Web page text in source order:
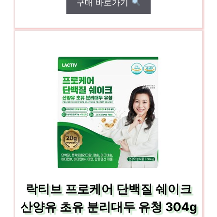
구매 바로가기
락티브 프로케어 단백질 쉐이크
산양유 초유 분리대두 유청 304g